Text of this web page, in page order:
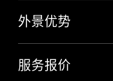
外景优势
服务报价